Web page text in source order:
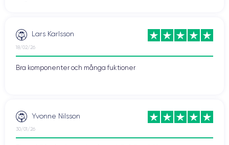
Lars Karlsson
18/02/26
Bra komponenter och många fuktioner
Yvonne Nilsson
30/01/26